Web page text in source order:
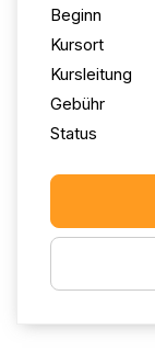
Beginn
Kursort
Kursleitung
Gebühr
Status